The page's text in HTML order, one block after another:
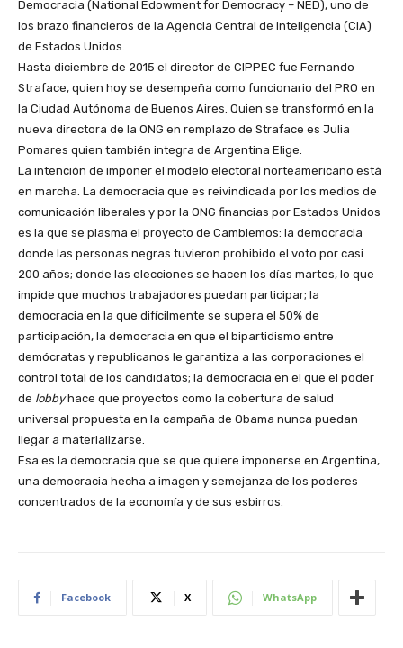
Democracia (National Edowment for Democracy – NED), uno de
los brazo financieros de la Agencia Central de Inteligencia (CIA)
de Estados Unidos.
Hasta diciembre de 2015 el director de CIPPEC fue Fernando
Straface, quien hoy se desempeña como funcionario del PRO en
la Ciudad Autónoma de Buenos Aires. Quien se transformó en la
nueva directora de la ONG en remplazo de Straface es Julia
Pomares quien también integra de Argentina Elige.
La intención de imponer el modelo electoral norteamericano está
en marcha. La democracia que es reivindicada por los medios de
comunicación liberales y por la ONG financias por Estados Unidos
es la que se plasma el proyecto de Cambiemos: la democracia
donde las personas negras tuvieron prohibido el voto por casi
200 años; donde las elecciones se hacen los días martes, lo que
impide que muchos trabajadores puedan participar; la
democracia en la que difícilmente se supera el 50% de
participación, la democracia en que el bipartidismo entre
demócratas y republicanos le garantiza a las corporaciones el
control total de los candidatos; la democracia en el que el poder
de lobbyhace que proyectos como la cobertura de salud
universal propuesta en la campaña de Obama nunca puedan
llegar a materializarse.
Esa es la democracia que se que quiere imponerse en Argentina,
una democracia hecha a imagen y semejanza de los poderes
concentrados de la economía y de sus esbirros.
Facebook X WhatsApp